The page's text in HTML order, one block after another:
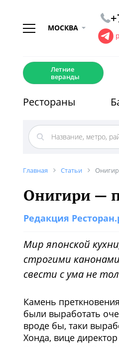
МОСКВА
Летние
веранды
Рестораны
Главная Статьи
Онигири —
Редакция
Мир японской
строгими
свести с ума не
Камень
были выработать
вроде бы, таки
Хонда, вице